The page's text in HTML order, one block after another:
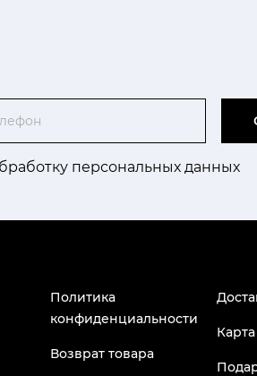
персональных данных
Политика
конфиденциальности
Возврат товара